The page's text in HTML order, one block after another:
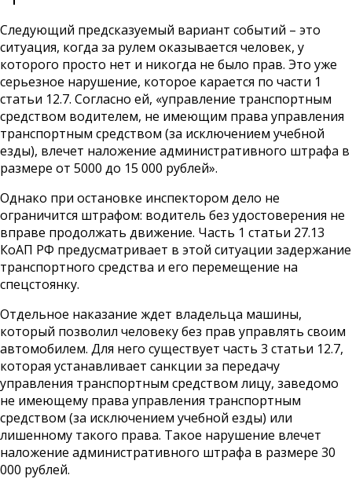
Следующий предсказуемый вариант событий – это
ситуация, когда за рулем оказывается человек, у
которого просто нет и никогда не было прав. Это уже
серьезное нарушение, которое карается по части 1
статьи 12.7. Согласно ей, «управление транспортным
средством водителем, не имеющим права управления
транспортным средством (за исключением учебной
езды), влечет наложение административного штрафа в
размере от 5000 до 15 000 рублей».
Однако при остановке инспектором дело не
ограничится штрафом: водитель без удостоверения не
вправе продолжать движение. Часть 1 статьи 27.13
КоАП РФ предусматривает в этой ситуации задержание
транспортного средства и его перемещение на
спецстоянку.
Отдельное наказание ждет владельца машины,
который позволил человеку без прав управлять своим
автомобилем. Для него существует часть 3 статьи 12.7,
которая устанавливает санкции за передачу
управления транспортным средством лицу, заведомо
не имеющему права управления транспортным
средством (за исключением учебной езды) или
лишенному такого права. Такое нарушение влечет
наложение административного штрафа в размере 30
000 рублей.